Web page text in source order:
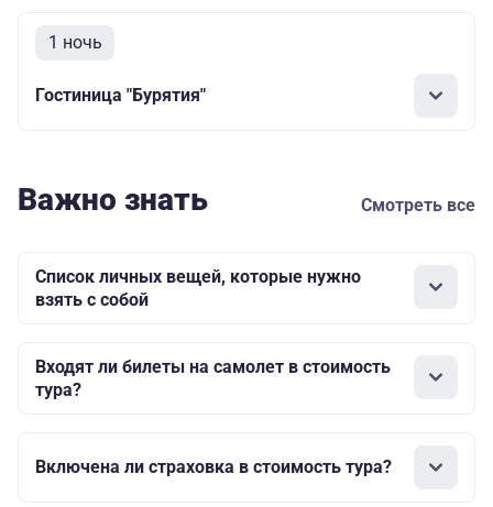
1 ночь
Гостиница "Бурятия"
Важно знать Смотреть все
Список личных вещей, которые нужно
взять с собой
Входят ли билеты на самолет в стоимость
тура?
Включена ли страховка в стоимость тура?